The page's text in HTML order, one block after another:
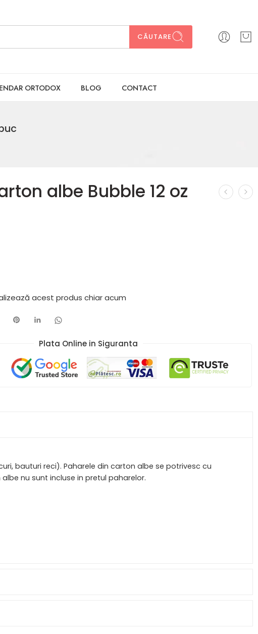
CĂUTARE
ORTODOX BLOG CONTACT
albe Bubble 12 oz
acest produs chiar acum
Plata Online in Siguranta​
bauturi reci). Paharele din carton albe se potrivesc cu
nu sunt incluse in pretul paharelor.